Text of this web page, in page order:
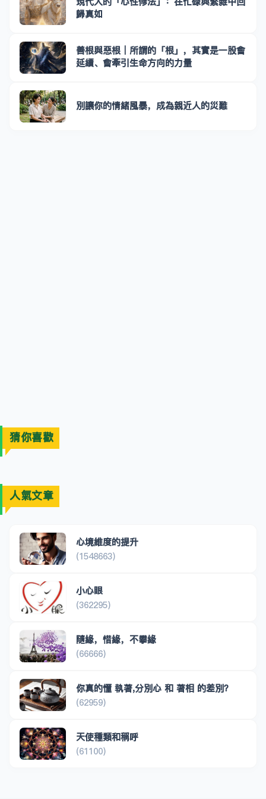
歸真如
善根與惡根｜所謂的「根」，其實是一股會
延續、會牽引生命方向的力量
別讓你的情緒風暴，成為親近人的災難
猜你喜歡
人氣文章
心境維度的提升
(1548663)
小心眼
(362295)
隨緣，惜緣，不攀緣
(66666)
你真的懂 執著,分別心 和 著相 的差別？
(62959)
天使種類和稱呼
(61100)